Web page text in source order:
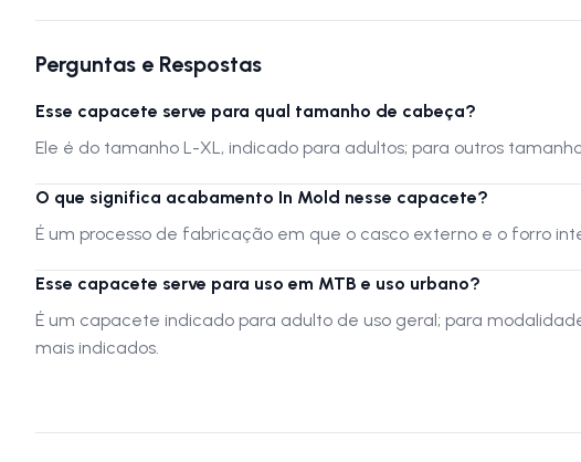
Perguntas e Respostas
Esse capacete serve para qual tamanho de cabeça?
Ele é do tamanho L-XL, indicado para adultos; para outros
O que significa acabamento In Mold nesse capacete?
É um processo de fabricação em que o casco externo e o forro
Esse capacete serve para uso em MTB e uso urbano?
É um capacete indicado para adulto de uso geral; para
mais indicados.